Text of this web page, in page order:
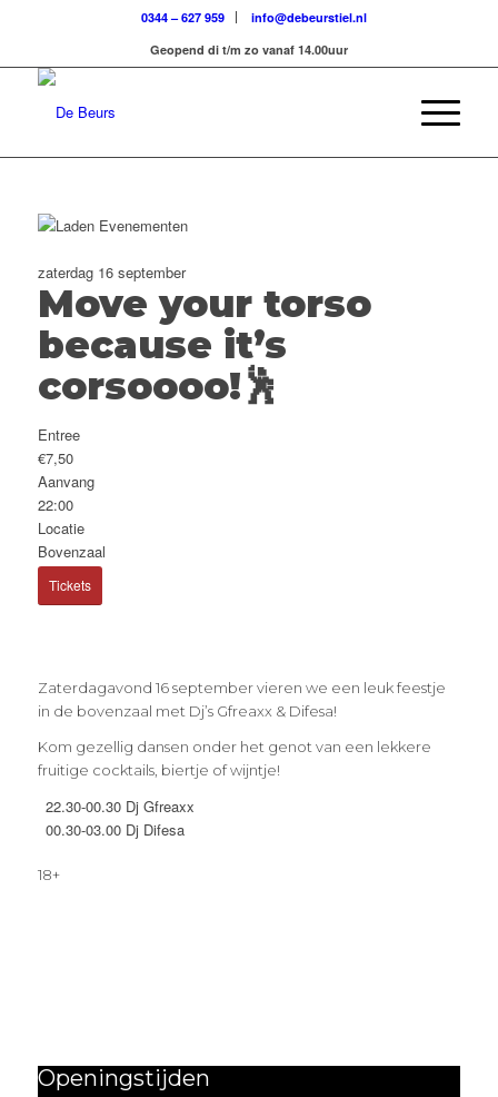
0344 – 627 959
info@debeurstiel.nl
Geopend di t/m zo vanaf 14.00uur
zaterdag 16 september
Move your torso
because it’s
corsoooo!🕺
Entree
€7,50
Aanvang
22:00
Locatie
Bovenzaal
Tickets
Zaterdagavond 16 september vieren we een leuk feestje
in de bovenzaal met Dj’s Gfreaxx & Difesa!
Kom gezellig dansen onder het genot van een lekkere
fruitige cocktails, biertje of wijntje!
22.30-00.30 Dj Gfreaxx
00.30-03.00 Dj Difesa
18+
Openingstijden